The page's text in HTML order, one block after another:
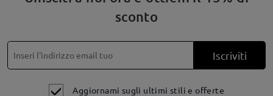
sconto
Iscriviti
Aggiornami sugli ultimi stili e offerte